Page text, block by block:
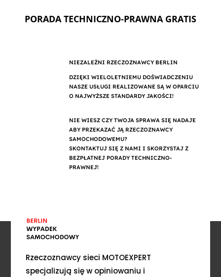
PORADA TECHNICZNO-PRAWNA GRATIS
NIEZALEŻNI RZECZOZNAWCY BERLIN
DZIĘKI WIELOLETNIEMU DOŚWIADCZENIU
NASZE USŁUGI REALIZOWANE SĄ W OPARCIU
O NAJWYŻSZE STANDARDY JAKOŚCI!
NIE WIESZ CZY TWOJA SPRAWA SIĘ NADAJE
ABY PRZEKAZAĆ JĄ RZECZOZNAWCY
SAMOCHODOWEMU?
SKONTAKTUJ SIĘ Z NAMI I SKORZYSTAJ Z
BEZPŁATNEJ PORADY TECHNICZNO-
PRAWNEJ!
Rzeczoznawcy sieci MOTOEXPERT
specjalizują się w opiniowaniu i